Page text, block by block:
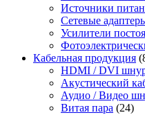
Источники
Сетевые
Усилители
Кабельная продукция
HDMI / DVI
Акустический
Аудио / Видео
Витая пара (24)